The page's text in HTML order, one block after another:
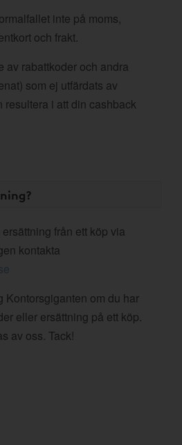
inte på moms,
och frakt.
av rabattkoder och andra
som ej utfärdats av
resultera i att din cashback
från ett köp via
kontakta
Kontorsgiganten om du har
eller ersättning på ett köp.
av oss. Tack!